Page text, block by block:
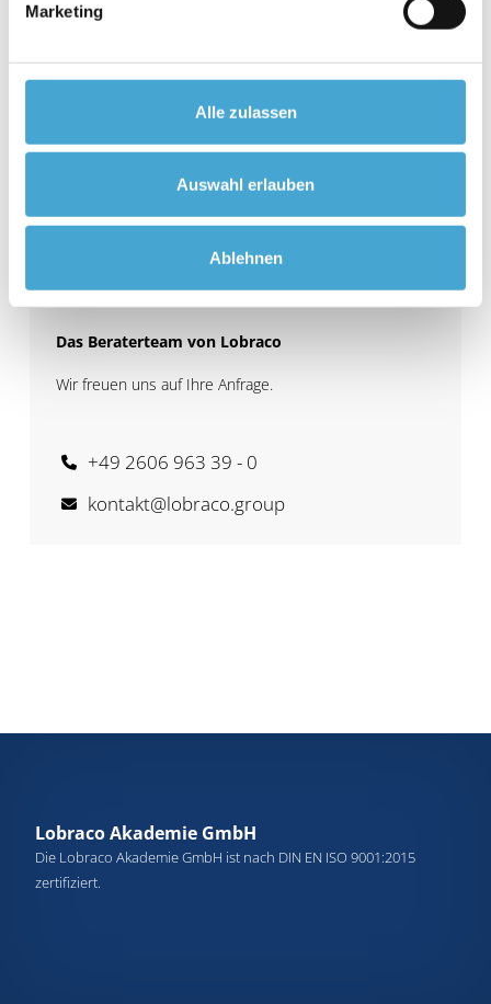
Marketing
Alle zulassen
Auswahl erlauben
Ablehnen
Das Beraterteam von Lobraco
Wir freuen uns auf Ihre Anfrage.
+49 2606 963 39 - 0
kontakt@lobraco.group
Lobraco Akademie GmbH
Die Lobraco Akademie GmbH ist nach DIN EN ISO 9001:2015
zertifiziert.